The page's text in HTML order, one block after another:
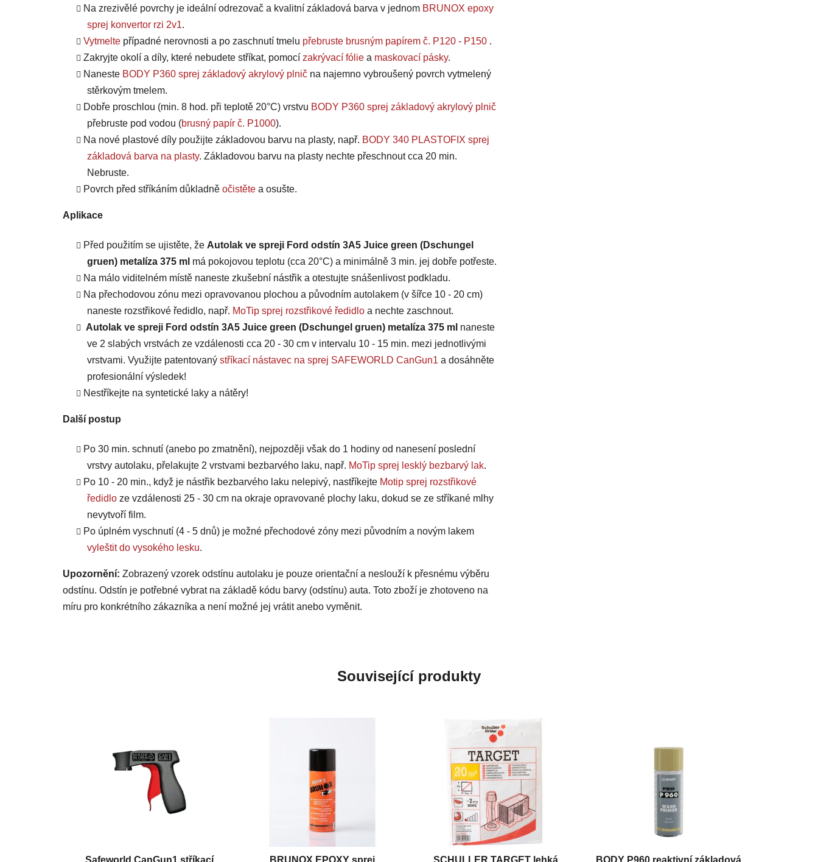
Na zrezivělé povrchy je ideální odrezovač a kvalitní základová barva v jednom BRUNOX epoxy
sprej konvertor rzi 2v1.
Vytmelte případné nerovnosti a po zaschnutí tmelu přebruste brusným papírem č. P120 - P150 .
Zakryjte okolí a díly, které nebudete stříkat, pomocí zakrývací fólie a maskovací pásky.
Naneste BODY P360 sprej základový akrylový plnič na najemno vybroušený povrch vytmelený
stěrkovým tmelem.
Dobře proschlou (min. 8 hod. při teplotě 20°C) vrstvu BODY P360 sprej základový akrylový plnič
přebruste pod vodou (brusný papír č. P1000).
Na nové plastové díly použijte základovou barvu na plasty, např. BODY 340 PLASTOFIX sprej
základová barva na plasty. Základovou barvu na plasty nechte přeschnout cca 20 min.
Nebruste.
Povrch před stříkáním důkladně očistěte a osušte.
Aplikace
Před použitím se ujistěte, že Autolak ve spreji Ford odstín 3A5 Juice green (Dschungel
gruen) metalíza 375 ml má pokojovou teplotu (cca 20°C) a minimálně 3 min. jej dobře potřeste.
Na málo viditelném místě naneste zkušební nástřik a otestujte snášenlivost podkladu.
Na přechodovou zónu mezi opravovanou plochou a původním autolakem (v šířce 10 - 20 cm)
naneste rozstřikové ředidlo, např. MoTip sprej rozstřikové ředidlo a nechte zaschnout.
Autolak ve spreji Ford odstín 3A5 Juice green (Dschungel gruen) metalíza 375 ml naneste
ve 2 slabých vrstvách ze vzdálenosti cca 20 - 30 cm v intervalu 10 - 15 min. mezi jednotlivými
vrstvami. Využijte patentovaný stříkací nástavec na sprej SAFEWORLD CanGun1 a dosáhněte
profesionální výsledek!
Nestříkejte na syntetické laky a nátěry!
Další postup
Po 30 min. schnutí (anebo po zmatnění), nejpozději však do 1 hodiny od nanesení poslední
vrstvy autolaku, přelakujte 2 vrstvami bezbarvého laku, např. MoTip sprej lesklý bezbarvý lak.
Po 10 - 20 min., když je nástřik bezbarvého laku nelepivý, nastříkejte Motip sprej rozstřikové
ředidlo ze vzdálenosti 25 - 30 cm na okraje opravované plochy laku, dokud se ze stříkané mlhy
nevytvoří film.
Po úplném vyschnutí (4 - 5 dnů) je možné přechodové zóny mezi původním a novým lakem
vyleštit do vysokého lesku.
Upozornění: Zobrazený vzorek odstínu autolaku je pouze orientační a neslouží k přesnému výběru
odstínu. Odstín je potřebné vybrat na základě kódu barvy (odstínu) auta. Toto zboží je zhotoveno na
míru pro konkrétního zákazníka a není možné jej vrátit anebo vyměnit.
Související produkty